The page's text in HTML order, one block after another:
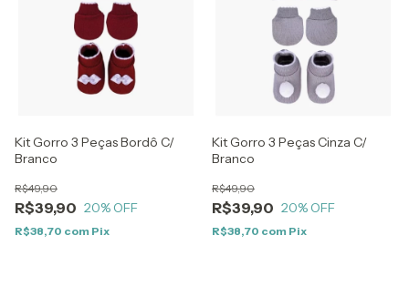
Kit Gorro 3 Peças Bordô C/
Branco
R$39,90
R$49,90
20% OFF
R$38,70 com Pix
Kit Gorro 3 Peças Cinza C/
Branco
R$39,90
R$49,90
20% OFF
R$38,70 com Pix